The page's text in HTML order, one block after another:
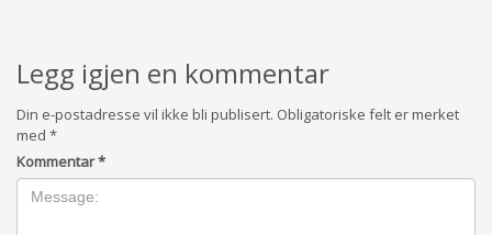
Legg igjen en kommentar
Din e-postadresse vil ikke bli publisert. Obligatoriske felt er merket
med *
Kommentar*